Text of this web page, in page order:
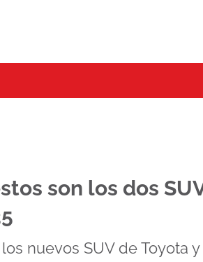
son los dos
nuevos SUV de Toyota